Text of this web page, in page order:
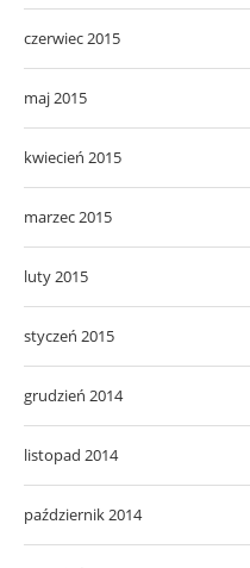
czerwiec 2015
maj 2015
kwiecień 2015
marzec 2015
luty 2015
styczeń 2015
grudzień 2014
listopad 2014
październik 2014